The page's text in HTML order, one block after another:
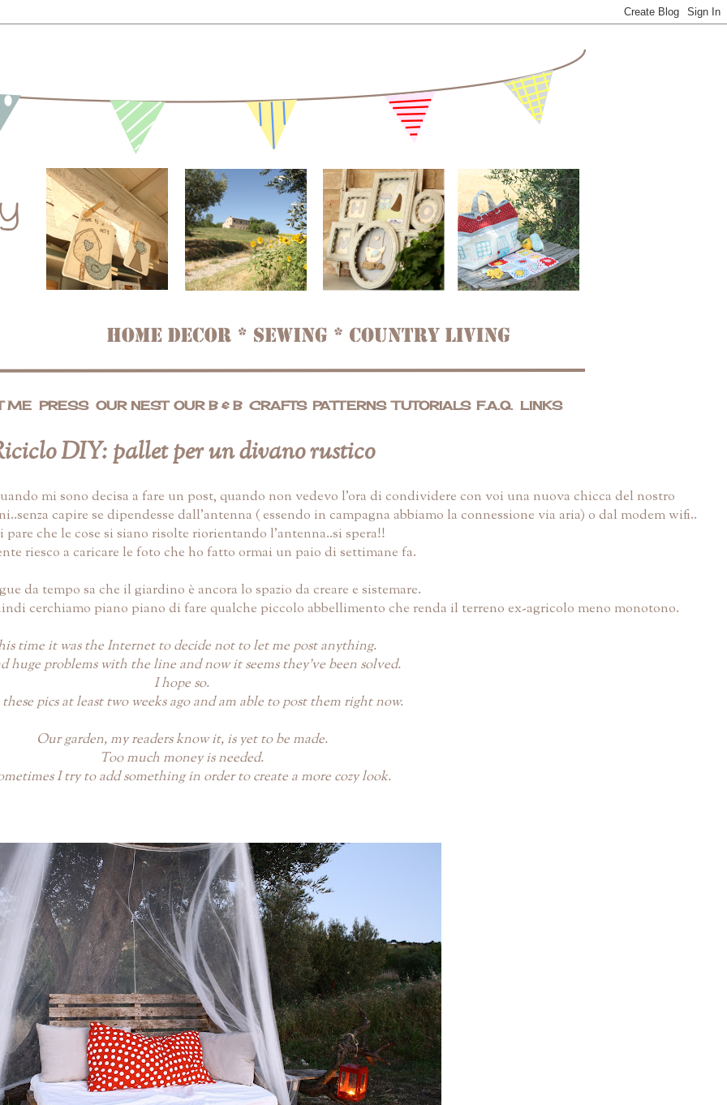
ME PRESS OUR NEST OUR B & B CRAFTS PATTERNS TUTORIALS F.A.Q. LINKS
DIY: pallet per un divano rustico
mi sono decisa a fare un post, quando non vedevo l'ora di condividere con voi una nuova chicca del nostro
capire se dipendesse dall'antenna ( essendo in campagna abbiamo la connessione via aria) o dal modem wifi..
pare che le cose si siano risolte riorientando l'antenna..si spera!!
riesco a caricare le foto che ho fatto ormai un paio di settimane fa.
da tempo sa che il giardino è ancora lo spazio da creare e sistemare.
cerchiamo piano piano di fare qualche piccolo abbellimento che renda il terreno ex-agricolo meno monotono.
time it was the Internet to decide not to let me post anything.
huge problems with the line and now it seems they've been solved.
I hope so.
pics at least two weeks ago and am able to post them right now.
Our garden, my readers know it, is yet to be made.
Too much money is needed.
I try to add something in order to create a more cozy look.